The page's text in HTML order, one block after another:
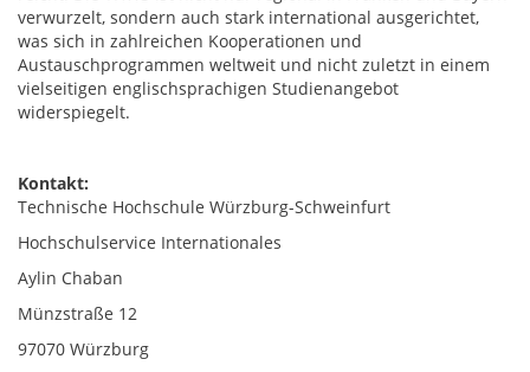
verwurzelt, sondern auch stark international ausgerichtet,
was sich in zahlreichen Kooperationen und
Austauschprogrammen weltweit und nicht zuletzt in einem
vielseitigen englischsprachigen Studienangebot
widerspiegelt.
Kontakt:
Technische Hochschule Würzburg-Schweinfurt
Hochschulservice Internationales
Aylin Chaban
Münzstraße 12
97070 Würzburg